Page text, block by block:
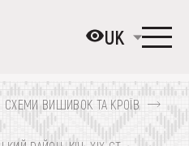
UK
СХЕМИ ВИШИВОК ТА КРОЇВ